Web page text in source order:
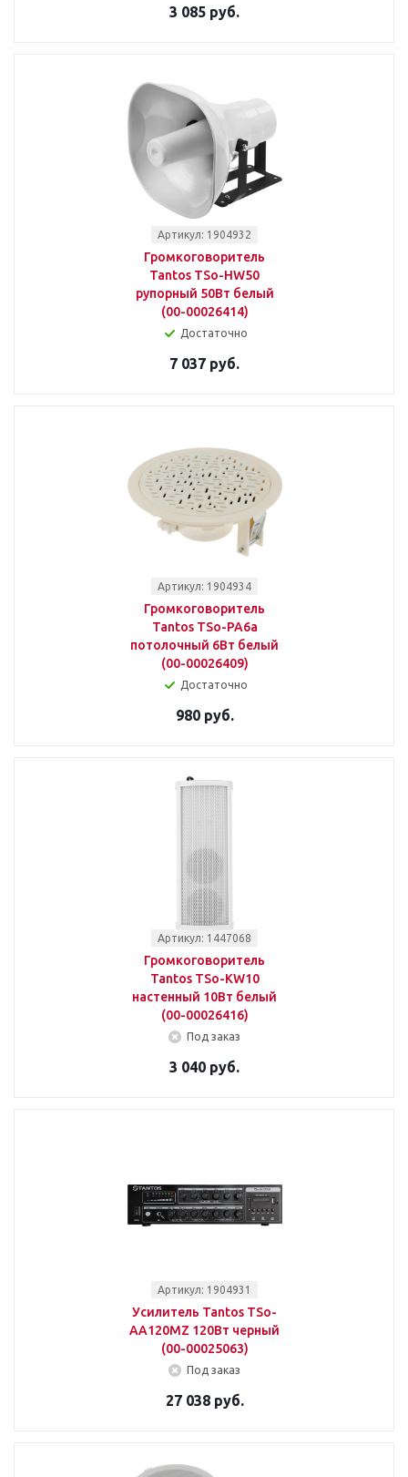
3 085 руб.
Артикул: 1904932
Громкоговоритель
Tantos TSo-HW50
рупорный 50Вт белый
(00-00026414)
Достаточно
7 037 руб.
Артикул: 1904934
Громкоговоритель
Tantos TSo-PA6a
потолочный 6Вт белый
(00-00026409)
Достаточно
980 руб.
Артикул: 1447068
Громкоговоритель
Tantos TSo-KW10
настенный 10Вт белый
(00-00026416)
Под заказ
3 040 руб.
Артикул: 1904931
Усилитель Tantos TSo-
AA120MZ 120Вт черный
(00-00025063)
Под заказ
27 038 руб.